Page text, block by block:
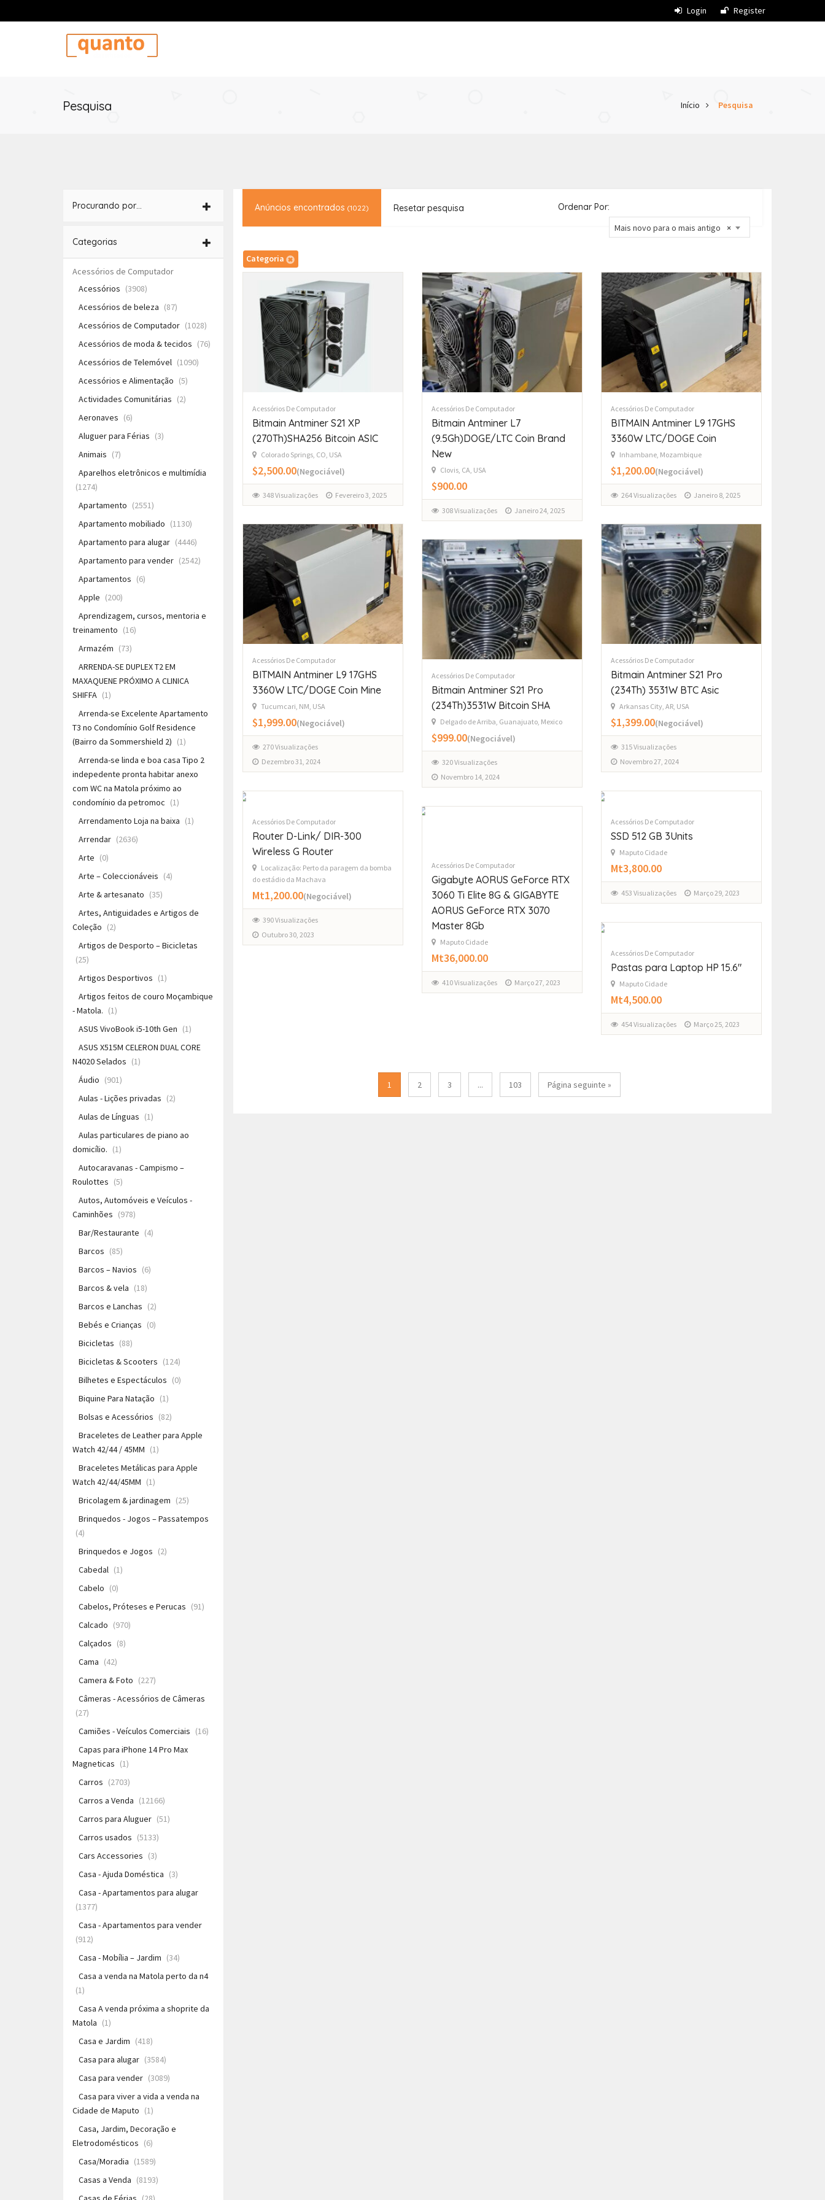
Login Register
Pesquisa Início Pesquisa
Procurando por…
Categorias
Acessórios de Computador
Acessórios (3908)
Acessórios de beleza (87)
Acessórios de Computador (1028)
Acessórios de moda & tecidos (76)
Acessórios de Telemóvel (1090)
Acessórios e Alimentação (5)
Actividades Comunitárias (2)
Aeronaves (6)
Aluguer para Férias (3)
Animais (7)
Aparelhos eletrônicos e multimídia
(1274)
Apartamento (2551)
Apartamento mobiliado (1130)
Apartamento para alugar (4446)
Apartamento para vender (2542)
Apartamentos (6)
Apple (200)
Aprendizagem, cursos, mentoria e
treinamento (16)
Armazém (73)
ARRENDA-SE DUPLEX T2 EM
MAXAQUENE PRÓXIMO A CLINICA
SHIFFA (1)
Arrenda-se Excelente Apartamento
T3 no Condomínio Golf Residence
(Bairro da Sommershield 2) (1)
Arrenda-se linda e boa casa Tipo 2
indepedente pronta habitar anexo
com WC na Matola próximo ao
condomínio da petromoc (1)
Arrendamento Loja na baixa (1)
Arrendar (2636)
Arte (0)
Arte – Coleccionáveis (4)
Arte & artesanato (35)
Artes, Antiguidades e Artigos de
Coleção (2)
Artigos de Desporto – Bicicletas
(25)
Artigos Desportivos (1)
Artigos feitos de couro Moçambique
- Matola. (1)
ASUS VivoBook i5-10th Gen (1)
ASUS X515M CELERON DUAL CORE
N4020 Selados (1)
Áudio (901)
Aulas - Lições privadas (2)
Aulas de Línguas (1)
Aulas particulares de piano ao
domicílio. (1)
Autocaravanas - Campismo –
Roulottes (5)
Autos, Automóveis e Veículos -
Caminhões (978)
Bar/Restaurante (4)
Barcos (85)
Barcos – Navios (6)
Barcos & vela (18)
Barcos e Lanchas (2)
Bebés e Crianças (0)
Bicicletas (88)
Bicicletas & Scooters (124)
Bilhetes e Espectáculos (0)
Biquine Para Natação (1)
Bolsas e Acessórios (82)
Braceletes de Leather para Apple
Watch 42/44 / 45MM (1)
Braceletes Metálicas para Apple
Watch 42/44/45MM (1)
Bricolagem & jardinagem (25)
Brinquedos - Jogos – Passatempos
(4)
Brinquedos e Jogos (2)
Cabedal (1)
Cabelo (0)
Cabelos, Próteses e Perucas (91)
Calcado (970)
Calçados (8)
Cama (42)
Camera & Foto (227)
Câmeras - Acessórios de Câmeras
(27)
Camiões - Veículos Comerciais (16)
Capas para iPhone 14 Pro Max
Magneticas (1)
Carros (2703)
Carros a Venda (12166)
Carros para Aluguer (51)
Carros usados (5133)
Cars Accessories (3)
Casa - Ajuda Doméstica (3)
Casa - Apartamentos para alugar
(1377)
Casa - Apartamentos para vender
(912)
Casa - Mobília – Jardim (34)
Casa a venda na Matola perto da n4
(1)
Casa A venda próxima a shoprite da
Matola (1)
Casa e Jardim (418)
Casa para alugar (3584)
Casa para vender (3089)
Casa para viver a vida a venda na
Cidade de Maputo (1)
Casa, Jardim, Decoração e
Eletrodomésticos (6)
Casa/Moradia (1589)
Casas a Venda (8193)
Anúncios encontrados (1022) Resetar pesquisa
Ordenar Por:
×
Mais novo para o mais antigo
Categoria
Acessórios De Computador
Bitmain Antminer S21 XP
(270Th)SHA256 Bitcoin ASIC
Colorado Springs, CO, USA
$2,500.00(Negociável)
348 Visualizações Fevereiro 3, 2025
Acessórios De Computador
Bitmain Antminer L7
(9.5Gh)DOGE/LTC Coin Brand
New
Clovis, CA, USA
$900.00
308 Visualizações Janeiro 24, 2025
Acessórios De Computador
BITMAIN Antminer L9 17GHS
3360W LTC/DOGE Coin
Inhambane, Mozambique
$1,200.00(Negociável)
264 Visualizações Janeiro 8, 2025
Acessórios De Computador
BITMAIN Antminer L9 17GHS
3360W LTC/DOGE Coin Mine
Tucumcari, NM, USA
$1,999.00(Negociável)
270 Visualizações
Dezembro 31, 2024
Acessórios De Computador
Bitmain Antminer S21 Pro
(234Th) 3531W BTC Asic
Arkansas City, AR, USA
$1,399.00(Negociável)
315 Visualizações
Novembro 27, 2024
Acessórios De Computador
Bitmain Antminer S21 Pro
(234Th)3531W Bitcoin SHA
Delgado de Arriba, Guanajuato, Mexico
$999.00(Negociável)
320 Visualizações
Novembro 14, 2024
Acessórios De Computador
Router D-Link/ DIR-300
Wireless G Router
Localização: Perto da paragem da bomba
do estádio da Machava
Mt1,200.00(Negociável)
390 Visualizações
Outubro 30, 2023
Acessórios De Computador
SSD 512 GB 3Units
Maputo Cidade
Mt3,800.00
453 Visualizações Março 29, 2023
Acessórios De Computador
Gigabyte AORUS GeForce RTX
3060 Ti Elite 8G & GIGABYTE
AORUS GeForce RTX 3070
Master 8Gb
Maputo Cidade
Mt36,000.00
410 Visualizações Março 27, 2023
Acessórios De Computador
Pastas para Laptop HP 15.6″
Maputo Cidade
Mt4,500.00
454 Visualizações Março 25, 2023
1 2 3 ... 103 Página seguinte »